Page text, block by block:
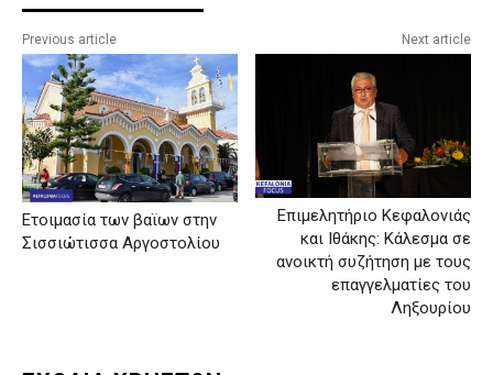
Previous article
Ετοιμασία των βαϊων στην
Σισσιώτισσα Αργοστολίου
Next article
Επιμελητήριο Κεφαλονιάς
και Ιθάκης: Κάλεσμα σε
ανοικτή συζήτηση με τους
επαγγελματίες του
Ληξουρίου